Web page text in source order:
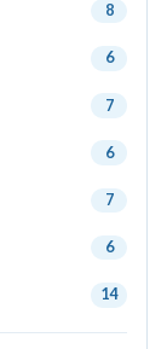
8
6
7
6
7
6
14